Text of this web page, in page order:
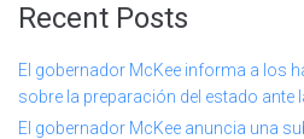
Recent Posts
El gobernador McKee informa a los
sobre la preparación del estado ante
El gobernador McKee anuncia una